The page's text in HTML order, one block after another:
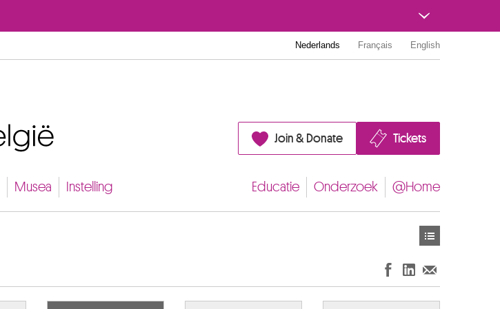
Nederlands Français English
Join & Donate Tickets
Musea Instelling Educatie Onderzoek @Home